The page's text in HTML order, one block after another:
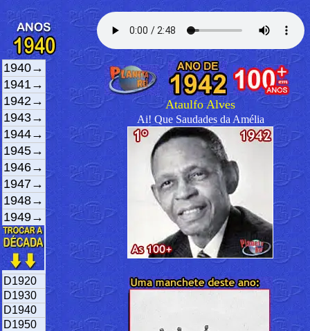
1940→
1941→
1942→
1943→
1944→
1945→
1946→
1947→
1948→
1949→
D1920
D1930
D1940
D1950
Ataulfo Alves
Ai! Que Saudades da Amélia